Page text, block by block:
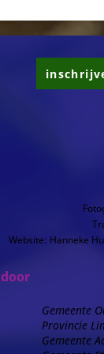
Website: Hanneke
Gemeente
Provincie
Gemeente